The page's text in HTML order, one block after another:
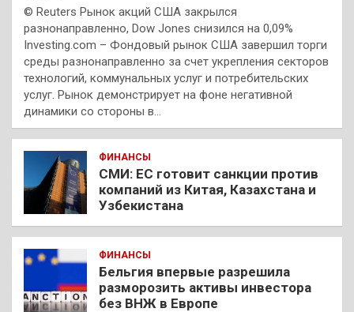
© Reuters Рынок акций США закрылся
разнонаправленно, Dow Jones снизился на 0,09%
Investing.com – Фондовый рынок США завершил торги
среды разнонаправленно за счет укрепления секторов
технологий, коммунальных услуг и потребительских
услуг. Рынок демонстрирует на фоне негативной
динамики со стороны в…
ФИНАНСЫ
СМИ: ЕС готовит санкции против
компаний из Китая, Казахстана и
Узбекистана
ФИНАНСЫ
Бельгия впервые разрешила
разморозить активы инвестора
без ВНЖ в Европе